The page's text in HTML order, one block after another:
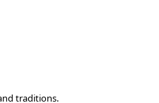
traditions.